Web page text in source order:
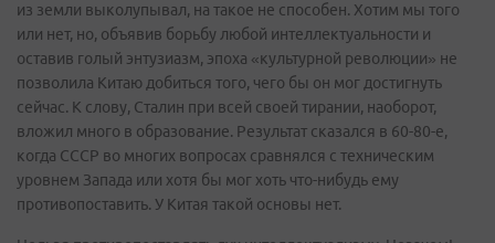
из земли выколупывал, на такое не способен. Хотим мы того
или нет, но, объявив борьбу любой интеллектуальности и
оставив голый энтузиазм, эпоха «культурной революции» не
позволила Китаю добиться того, чего бы он мог достигнуть
сейчас. К слову, Сталин при всей своей тирании, наоборот,
вложил много в образование. Результат сказался в 60-80-е,
когда СССР во многих вопросах сравнялся с техническим
уровнем Запада или хотя бы мог хоть что-нибудь ему
противопоставить. У Китая такой основы нет.